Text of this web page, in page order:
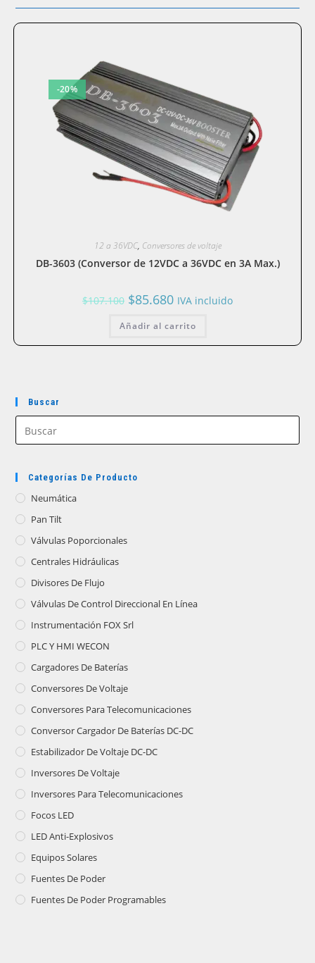
-20%
12 a 36VDC, Conversores de voltaje
DB-3603 (Conversor de 12VDC a 36VDC en 3A Max.)
$107.100 El
precio
era:
$85.680El
precio
es:
IVA incluido
Añadir al carrito
Buscar
Categorías De Producto
Neumática
Pan Tilt
Válvulas Poporcionales
Centrales Hidráulicas
Divisores De Flujo
Válvulas De Control Direccional En Línea
Instrumentación FOX Srl
PLC Y HMI WECON
Cargadores De Baterías
Conversores De Voltaje
Conversores Para Telecomunicaciones
Conversor Cargador De Baterías DC-DC
Estabilizador De Voltaje DC-DC
Inversores De Voltaje
Inversores Para Telecomunicaciones
Focos LED
LED Anti-Explosivos
Equipos Solares
Fuentes De Poder
Fuentes De Poder Programables